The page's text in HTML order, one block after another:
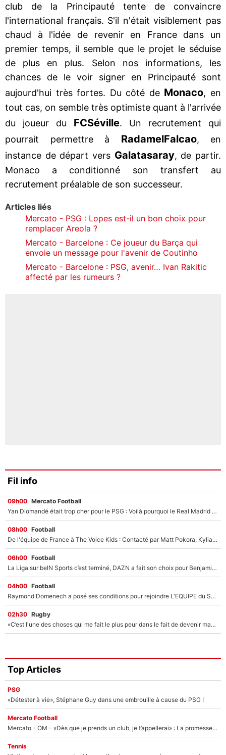
club de la Principauté tente de convaincre
l'international français. S'il n'était visiblement pas
chaud à l'idée de revenir en France dans un
premier temps, il semble que le projet le séduise
de plus en plus. Selon nos informations, les
chances de le voir signer en Principauté sont
aujourd'hui très fortes. Du côté de Monaco, en
tout cas, on semble très optimiste quant à l'arrivée
du joueur du FCSéville. Un recrutement qui
pourrait permettre à RadamelFalcao, en
instance de départ vers Galatasaray, de partir.
Monaco a conditionné son transfert au
recrutement préalable de son successeur.
Articles liés
Mercato - PSG : Lopes est-il un bon choix pour
remplacer Areola ?
Mercato - Barcelone : Ce joueur du Barça qui
envoie un message pour l'avenir de Coutinho
Mercato - Barcelone : PSG, avenir… Ivan Rakitic
affecté par les rumeurs ?
Fil info
09h00 Mercato Football
Yan Diomandé était trop cher pour le PSG : Voilà pourquoi le Real Madrid a accepté de payer la somme record de 140M€ pour boucler son transfert !
08h00 Football
De l'équipe de France à The Voice Kids : Contacté par Matt Pokora, Kylian Mbappé a accepté de jouer un rôle inédit sur TF1 !
06h00 Football
La Liga sur beIN Sports c’est terminé, DAZN a fait son choix pour Benjamin Da Silva et Omar Da Fonseca !
04h00 Football
Raymond Domenech a posé ses conditions pour rejoindre L'EQUIPE du Soir : Il refuse de faire l'émission avec un autre chroniqueur !
02h30 Rugby
«C’est l'une des choses qui me fait le plus peur dans le fait de devenir maman» : En couple avec Antoine Dupont, Iris Mittenaere s'inquiète déjà pour ses futurs enfants !
Top Articles
PSG
«Détester à vie», Stéphane Guy dans une embrouille à cause du PSG !
Mercato Football
Mercato - OM - «Dès que je prends un club, je t’appellerai» : La promesse de Marcelino au moment de claquer la porte
Tennis